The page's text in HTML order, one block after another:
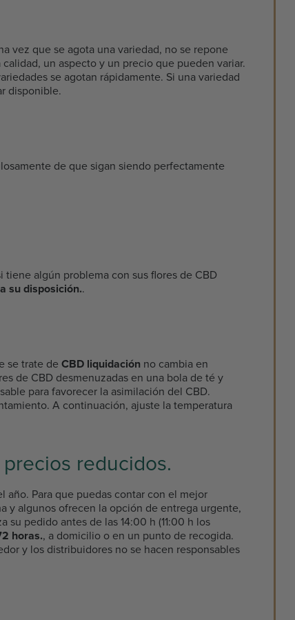
vez que se agota una variedad, no se repone
un aspecto y un precio que pueden variar.
se agotan rápidamente. Si una variedad
disponible.
de que sigan siendo perfectamente
tiene algún problema con sus flores de CBD
su disposición..
se trate de CBD liquidación no cambia en
de CBD desmenuzadas en una bola de té y
para favorecer la asimilación del CBD.
A continuación, ajuste la temperatura
reducidos.
Para que puedas contar con el mejor
y algunos ofrecen la opción de entrega urgente,
pedido antes de las 14:00 h (11:00 h los
horas., a domicilio o en un punto de recogida.
y los distribuidores no se hacen responsables